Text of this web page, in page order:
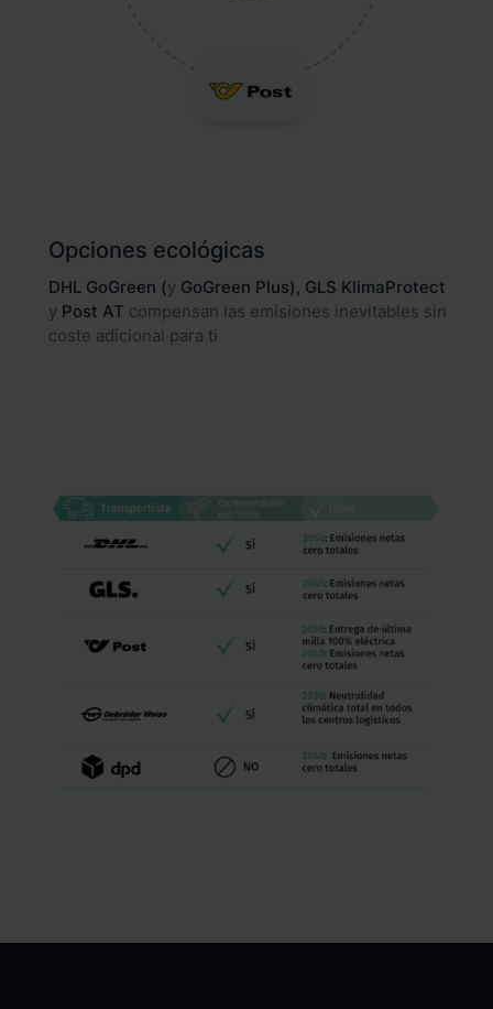
Opciones ecológicas
DHL GoGreen (y GoGreen Plus), GLS KlimaProtect
y Post AT compensan las emisiones inevitables sin
coste adicional para ti